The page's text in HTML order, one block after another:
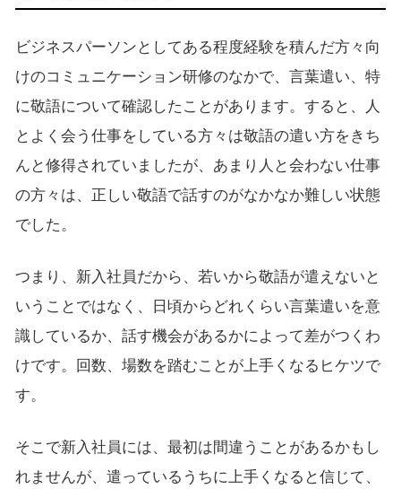
ビジネスパーソンとしてある程度経験を積んだ方々向
けのコミュニケーション研修のなかで、言葉遣い、特
に敬語について確認したことがあります。すると、人
とよく会う仕事をしている方々は敬語の遣い方をきち
んと修得されていましたが、あまり人と会わない仕事
の方々は、正しい敬語で話すのがなかなか難しい状態
でした。
つまり、新入社員だから、若いから敬語が遣えないと
いうことではなく、日頃からどれくらい言葉遣いを意
識しているか、話す機会があるかによって差がつくわ
けです。回数、場数を踏むことが上手くなるヒケツで
す。
そこで新入社員には、最初は間違うことがあるかもし
れませんが、遣っているうちに上手くなると信じて、